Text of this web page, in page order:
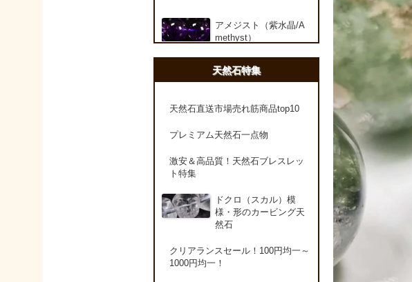
アメジスト（紫水晶/A
methyst）
アメシスティンクォー
ラベンダーアメジスト
アラゴナイト（霰石/Ar
天然石特集
天然石直送市場売れ筋商品top10
プレミアム天然石一点物
激安＆高品質！天然石ブレスレッ
ト特集
ドクロ（スカル）模
様・形のカービング天
然石
クリアランスセール！100円均一～
1000円均一！